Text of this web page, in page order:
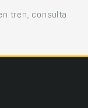
tren, consulta